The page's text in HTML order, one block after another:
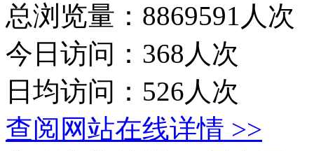
总浏览量：8869591人次
今日访问：368人次
日均访问：526人次
查阅网站在线详情 >>